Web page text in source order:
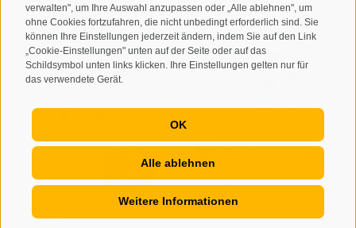
verwalten", um Ihre Auswahl anzupassen oder „Alle ablehnen", um
ohne Cookies fortzufahren, die nicht unbedingt erforderlich sind. Sie
können Ihre Einstellungen jederzeit ändern, indem Sie auf den Link
„Cookie-Einstellungen" unten auf der Seite oder auf das
Schildsymbol unten links klicken. Ihre Einstellungen gelten nur für
das verwendete Gerät.
OK
Alle ablehnen
Weitere Informationen
Sitemap • Impressum • Cookie-Richtlinie • Privacy •
Cookie Präferenzen • created with passion by